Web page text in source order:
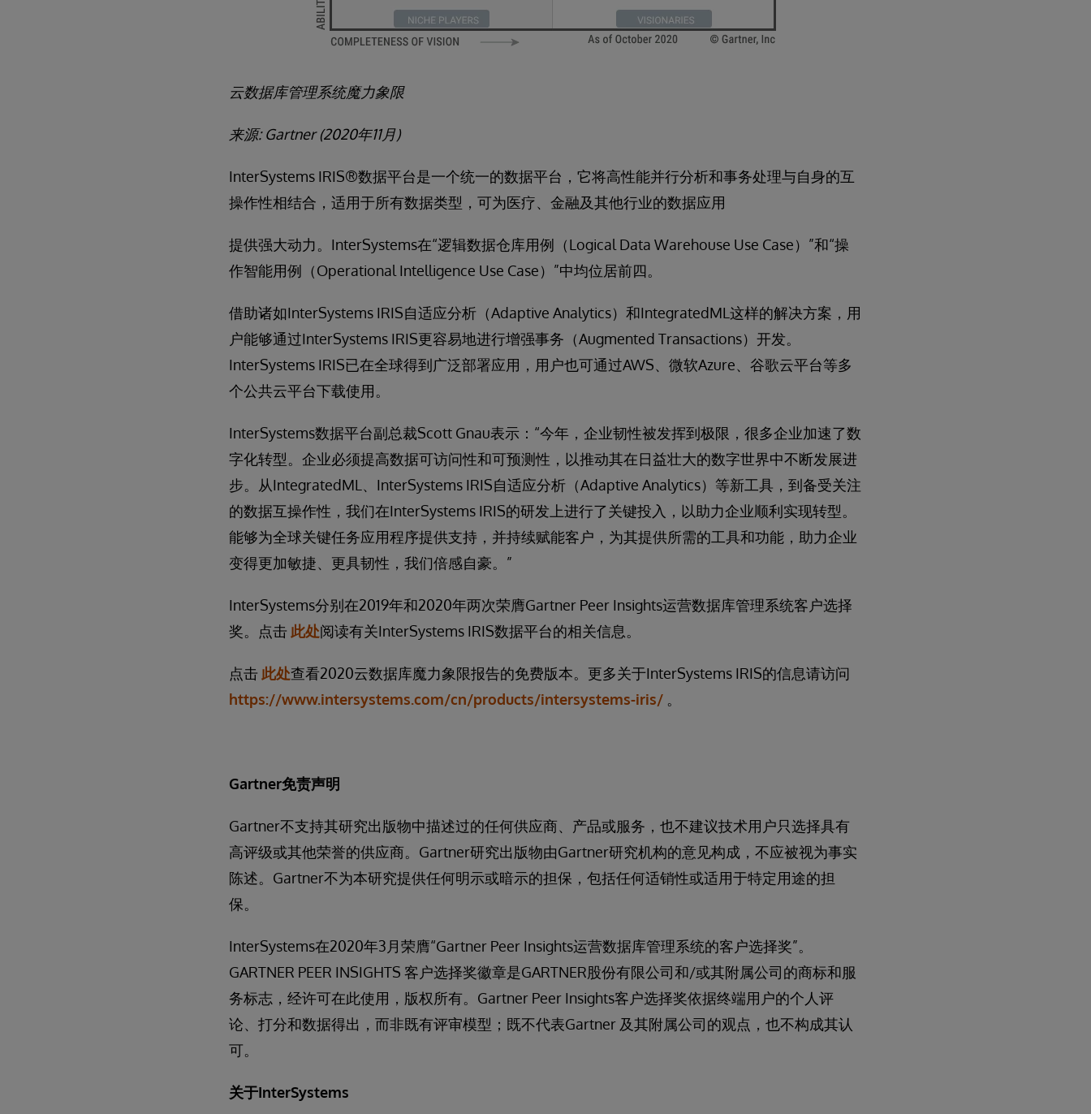
云数据库管理系统魔力象限
来源: Gartner (2020年11月)
InterSystems IRIS®数据平台是一个统一的数据平台，它将高性能并行分析和事务处理与自身的互
操作性相结合，适用于所有数据类型，可为医疗、金融及其他行业的数据应用
提供强大动力。InterSystems在“逻辑数据仓库用例（Logical Data Warehouse Use Case）”和“操
作智能用例（Operational Intelligence Use Case）”中均位居前四。
借助诸如InterSystems IRIS自适应分析（Adaptive Analytics）和IntegratedML这样的解决方案，用
户能够通过InterSystems IRIS更容易地进行增强事务（Augmented Transactions）开发。
InterSystems IRIS已在全球得到广泛部署应用，用户也可通过AWS、微软Azure、谷歌云平台等多
个公共云平台下载使用。
InterSystems数据平台副总裁Scott Gnau表示：“今年，企业韧性被发挥到极限，很多企业加速了数
字化转型。企业必须提高数据可访问性和可预测性，以推动其在日益壮大的数字世界中不断发展进
步。从IntegratedML、InterSystems IRIS自适应分析（Adaptive Analytics）等新工具，到备受关注
的数据互操作性，我们在InterSystems IRIS的研发上进行了关键投入，以助力企业顺利实现转型。
能够为全球关键任务应用程序提供支持，并持续赋能客户，为其提供所需的工具和功能，助力企业
变得更加敏捷、更具韧性，我们倍感自豪。”
InterSystems分别在2019年和2020年两次荣膺Gartner Peer Insights运营数据库管理系统客户选择
奖。点击 此处阅读有关InterSystems IRIS数据平台的相关信息。
点击 此处查看2020云数据库魔力象限报告的免费版本。更多关于InterSystems IRIS的信息请访问
https://www.intersystems.com/cn/products/intersystems-iris/ 。
Gartner免责声明
Gartner不支持其研究出版物中描述过的任何供应商、产品或服务，也不建议技术用户只选择具有
高评级或其他荣誉的供应商。Gartner研究出版物由Gartner研究机构的意见构成，不应被视为事实
陈述。Gartner不为本研究提供任何明示或暗示的担保，包括任何适销性或适用于特定用途的担
保。
InterSystems在2020年3月荣膺“Gartner Peer Insights运营数据库管理系统的客户选择奖”。
GARTNER PEER INSIGHTS 客户选择奖徽章是GARTNER股份有限公司和/或其附属公司的商标和服
务标志，经许可在此使用，版权所有。Gartner Peer Insights客户选择奖依据终端用户的个人评
论、打分和数据得出，而非既有评审模型；既不代表Gartner 及其附属公司的观点，也不构成其认
可。
关于InterSystems